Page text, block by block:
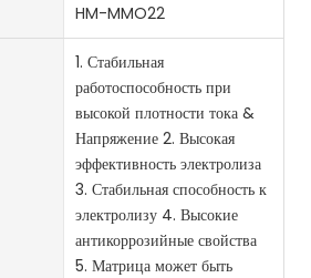
HM-MMO22
1. Стабильная
работоспособность при
высокой плотности тока &
Напряжение 2. Высокая
эффективность электролиза
3. Стабильная способность к
электролизу 4. Высокие
антикоррозийные свойства
5. Матрица может быть